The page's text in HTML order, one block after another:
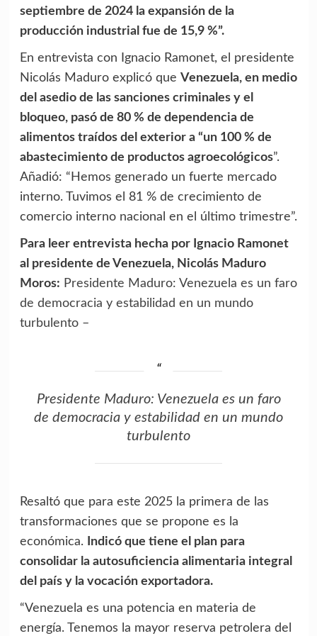
septiembre de 2024 la expansión de la
producción industrial fue de 15,9 %”.
En entrevista con Ignacio Ramonet, el presidente
Nicolás Maduro explicó que Venezuela, en medio
del asedio de las sanciones criminales y el
bloqueo, pasó de 80 % de dependencia de
alimentos traídos del exterior a “un 100 % de
abastecimiento de productos agroecológicos”.
Añadió: “Hemos generado un fuerte mercado
interno. Tuvimos el 81 % de crecimiento de
comercio interno nacional en el último trimestre”.
Para leer entrevista hecha por Ignacio Ramonet
al presidente de Venezuela, Nicolás Maduro
Moros: Presidente Maduro: Venezuela es un faro
de democracia y estabilidad en un mundo
turbulento –
Presidente Maduro: Venezuela es un faro
de democracia y estabilidad en un mundo
turbulento
Resaltó que para este 2025 la primera de las
transformaciones que se propone es la
económica.
Indicó que tiene el plan para
consolidar la autosuficiencia alimentaria integral
del país y la vocación exportadora.
“Venezuela es una potencia en materia de
energía. Tenemos la mayor reserva petrolera del